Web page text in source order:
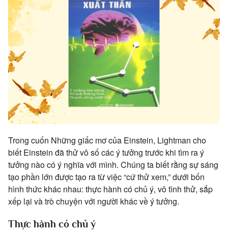
Trong cuốn Những giấc mơ của Einstein, Lightman cho
biết Einstein đã thử vô số các ý tưởng trước khi tìm ra ý
tưởng nào có ý nghĩa với mình. Chúng ta biết rằng sự sáng
tạo phần lớn được tạo ra từ việc “cứ thử xem,” dưới bốn
hình thức khác nhau: thực hành có chủ ý, vô tình thử, sắp
xếp lại và trò chuyện với người khác về ý tưởng.
Thực hành có chủ ý